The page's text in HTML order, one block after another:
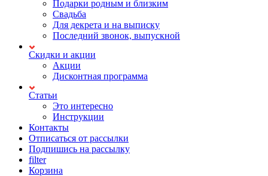
Подарки родным и близким
Свадьба
Для декрета и на выписку
Последний звонок, выпускной
Скидки и акции
Акции
Дисконтная программа
Статьи
Это интересно
Инструкции
Контакты
Отписаться от рассылки
Подпишись на рассылку
filter
Корзина